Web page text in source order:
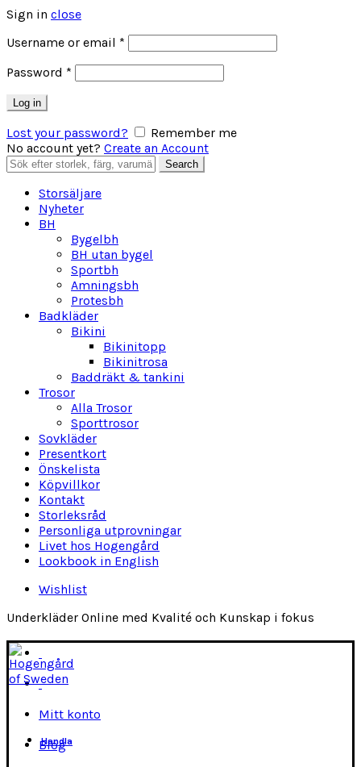
Sign in close
Username or email *
Password *
Log in
Lost your password?
Remember me
No account yet? Create an Account
Search
for:
Search
Storsäljare
Nyheter
BH
Bygelbh
BH utan bygel
Sportbh
Amningsbh
Protesbh
Badkläder
Bikini
Bikinitopp
Bikinitrosa
Baddräkt & tankini
Trosor
Alla Trosor
Sporttrosor
Sovkläder
Presentkort
Önskelista
Köpvillkor
Kontakt
Storleksråd
Personliga utprovningar
Livet hos Hogengård
Lookbook in English
Wishlist
Underkläder Online med Kvalité och Kunskap i fokus
Mitt konto
Blog
Handla